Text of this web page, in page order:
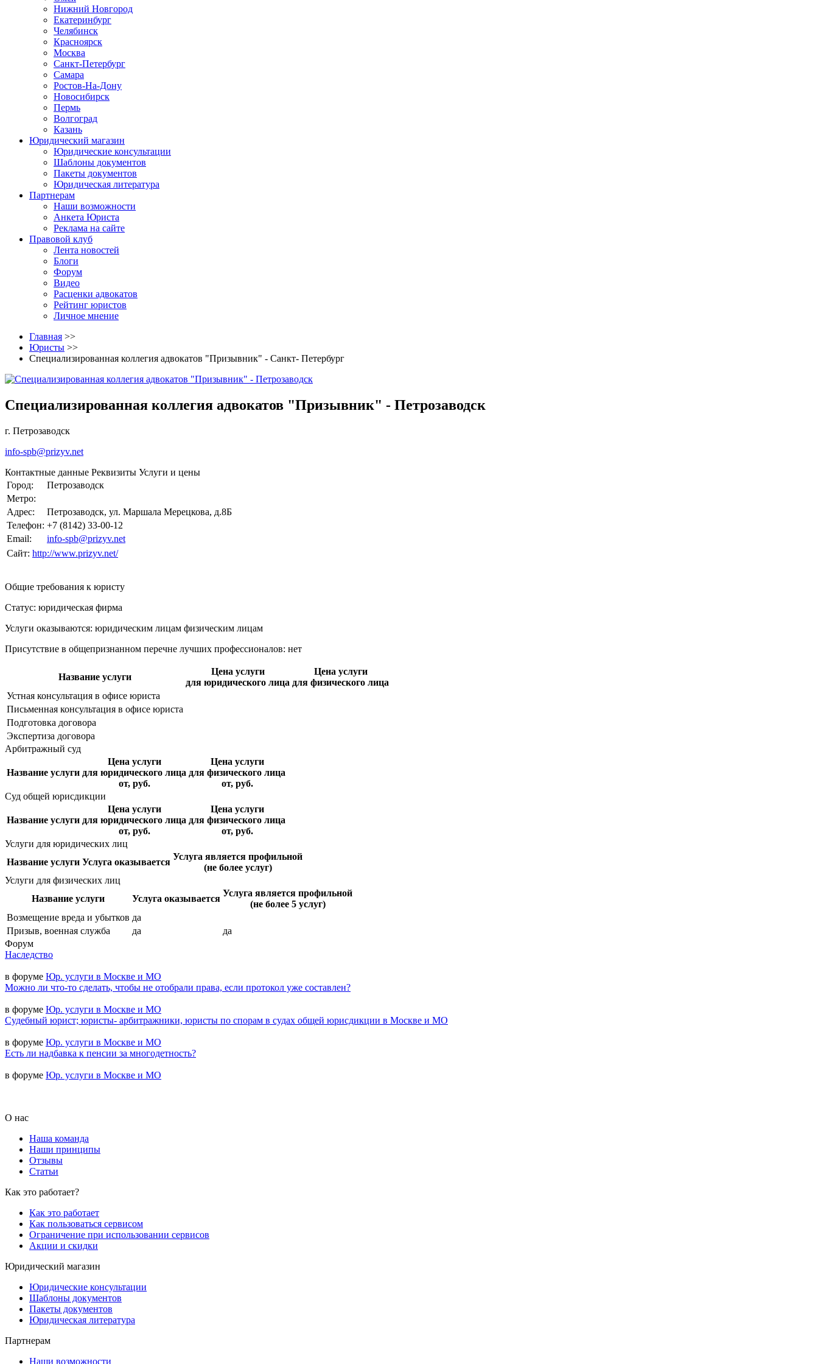
Нижний Новгород
Екатеринбург
Челябинск
Красноярск
Москва
Санкт-Петербург
Самара
Ростов-На-Дону
Новосибирск
Пермь
Волгоград
Казань
Юридический магазин
Юридические консультации
Шаблоны документов
Пакеты документов
Юридическая литература
Партнерам
Наши возможности
Анкета Юриста
Реклама на сайте
Правовой клуб
Лента новостей
Блоги
Форум
Видео
Расценки адвокатов
Рейтинг юристов
Личное мнение
Главная >>
Юристы >>
Специализированная коллегия адвокатов "Призывник" - Санкт- Петербург
Специализированная коллегия адвокатов "Призывник" - Петрозаводск
г. Петрозаводск
info-spb@prizyv.net
Контактные данные Реквизиты Услуги и цены
Город:
Петрозаводск
Метро:
Адрес:
Петрозаводск, ул. Маршала Мерецкова, д.8Б
Телефон: +7 (8142) 33-00-12
Email:
info-spb@prizyv.net
Сайт: http://www.prizyv.net/
Общие требования к юристу
Статус: юридическая фирма
Услуги оказываются: юридическим лицам физическим лицам
Присутствие в общепризнанном перечне лучших профессионалов: нет
Название услуги
Цена услуги
для юридического лица
Цена услуги
для физического лица
Устная консультация в офисе юриста
Письменная консультация в офисе юриста
Подготовка договора
Экспертиза договора
Арбитражный суд
Название услуги
Цена услуги
для юридического лица
от, руб.
Цена услуги
для физического лица
от, руб.
Суд общей юрисдикции
Название услуги
Цена услуги
для юридического лица
от, руб.
Цена услуги
для физического лица
от, руб.
Услуги для юридических лиц
Название услуги Услуга оказывается
Услуга является профильной
(не более услуг)
Услуги для физических лиц
Название услуги
Услуга оказывается
Услуга является профильной
(не более 5 услуг)
Возмещение вреда и убытков да
Призыв, военная служба
да
да
Форум
Наследство
в форуме Юр. услуги в Москве и МО
Можно ли что-то сделать, чтобы не отобрали права, если протокол уже составлен?
в форуме Юр. услуги в Москве и МО
Судебный юрист; юристы- арбитражники, юристы по спорам в судах общей юрисдикции в Москве и МО
в форуме Юр. услуги в Москве и МО
Есть ли надбавка к пенсии за многодетность?
в форуме Юр. услуги в Москве и МО
О нас
Наша команда
Наши принципы
Отзывы
Статьи
Как это работает?
Как это работает
Как пользоваться сервисом
Ограничение при использовании сервисов
Акции и скидки
Юридический магазин
Юридические консультации
Шаблоны документов
Пакеты документов
Юридическая литература
Партнерам
Наши возможности